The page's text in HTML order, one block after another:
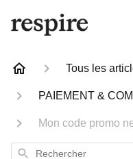
Tous les
PAIEMENT &
Mon code promo
Rechercher